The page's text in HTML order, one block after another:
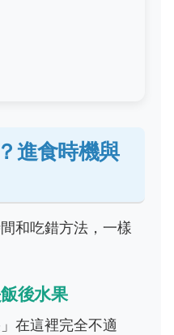
進食時機與
和吃錯方法，一樣
後水果
在這裡完全不適